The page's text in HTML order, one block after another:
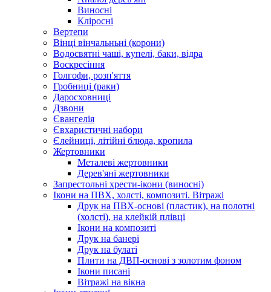
Виносні
Кліросні
Вертепи
Вінці вінчальньні (корони)
Водосвятні чаші, купелі, баки, відра
Воскресіння
Голгофи, розп'яття
Гробниці (раки)
Даросховниці
Дзвони
Євангелія
Євхаристичні набори
Єлейниці, літійні блюда, кропила
Жертовники
Металеві жертовники
Дерев'яні жертовники
Запрестольні хрести-ікони (виносні)
Ікони на ПВХ, холсті, композиті. Вітражі
Друк на ПВХ-основі (пластик), на полотні
(холсті), на клейкій плівці
Ікони на композиті
Друк на банері
Друк на булаті
Плити на ДВП-основі з золотим фоном
Ікони писані
Вітражі на вікна